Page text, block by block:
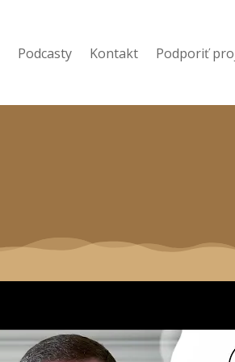
Podcasty Kontakt Podporiť